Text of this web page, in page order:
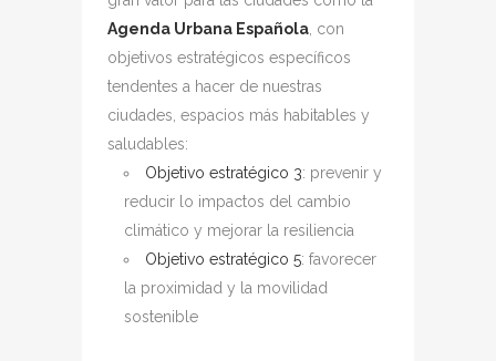
Agenda Urbana Española , con
objetivos estratégicos específicos
tendentes a hacer de nuestras
ciudades, espacios más habitables y
saludables:
Objetivo estratégico 3: prevenir y
reducir lo impactos del cambio
climático y mejorar la resiliencia
Objetivo estratégico 5: favorecer
la proximidad y la movilidad
sostenible